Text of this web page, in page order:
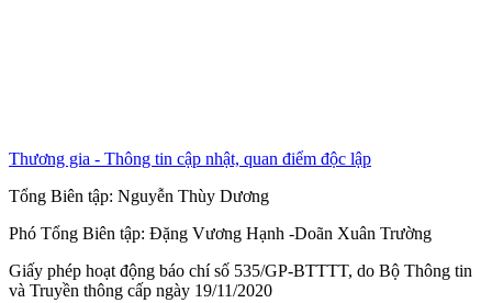
Thương gia - Thông tin cập nhật, quan điểm độc lập
Tổng Biên tập: Nguyễn Thùy Dương
Phó Tổng Biên tập: Đặng Vương Hạnh -Doãn Xuân Trường
Giấy phép hoạt động báo chí số 535/GP-BTTTT, do Bộ Thông tin
và Truyền thông cấp ngày 19/11/2020